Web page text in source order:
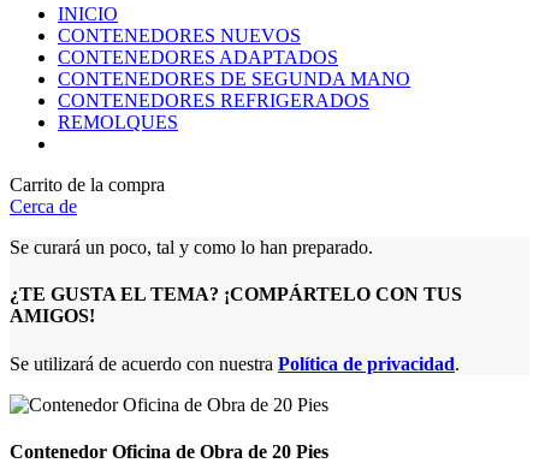
2.000,00 €.
INICIO
CONTENEDORES NUEVOS
CONTENEDORES ADAPTADOS
CONTENEDORES DE SEGUNDA MANO
CONTENEDORES REFRIGERADOS
REMOLQUES
Carrito de la compra
Cerca de
Se curará un poco, tal y como lo han preparado.
¿TE GUSTA EL TEMA? ¡COMPÁRTELO CON TUS
AMIGOS!
Se utilizará de acuerdo con nuestra Política de privacidad.
Contenedor Oficina de Obra de 20 Pies